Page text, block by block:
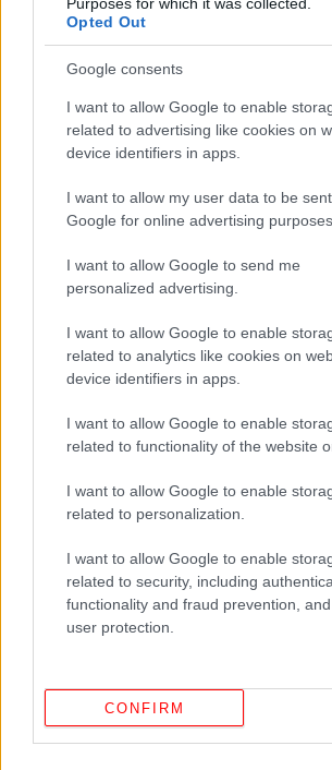
Opted Out
Google consents
I want to allow Google to enable
related to advertising like cookies on
device identifiers in apps.
I want to allow my user data to be
Google for online advertising purposes.
I want to allow Google to send me
personalized advertising.
I want to allow Google to enable
related to analytics like cookies on
device identifiers in apps.
I want to allow Google to enable
related to functionality of the website
I want to allow Google to enable
related to personalization.
I want to allow Google to enable
related to security, including
functionality and fraud prevention,
user protection.
CONFIRM
ΠΟΛΙΤΙΚΗ 29/03/2019 20:13
ΠΑΣΟΚ για τα δάνεια: Γκεμπελική
ΣΥΡΙΖΑ -Ο Τσίπρας ζητούσε
δανειοδοτήσεις
ΠΟΛΙΤΙΚΗ 29/03/2019 19:43
Οταν ο Τσίπρας ζητούσε ευνοϊκή
δανείων του ΣΥΡΙΖΑ από την